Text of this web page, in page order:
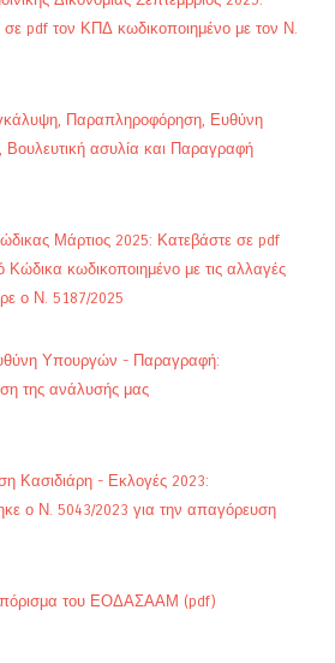
σε pdf τον ΚΠΔ κωδικοποιημένο με τον Ν.
Παραπληροφόρηση, Ευθύνη
ασυλία και Παραγραφή
Μάρτιος 2025: Κατεβάστε σε pdf
Κώδικα κωδικοποιημένο με τις αλλαγές
ο Ν. 5187/2025
Υπουργών - Παραγραφή:
της ανάλυσής μας
Κασιδιάρη - Εκλογές 2023:
ο Ν. 5043/2023 για την απαγόρευση
του ΕΟΔΑΣΑΑΜ (pdf)